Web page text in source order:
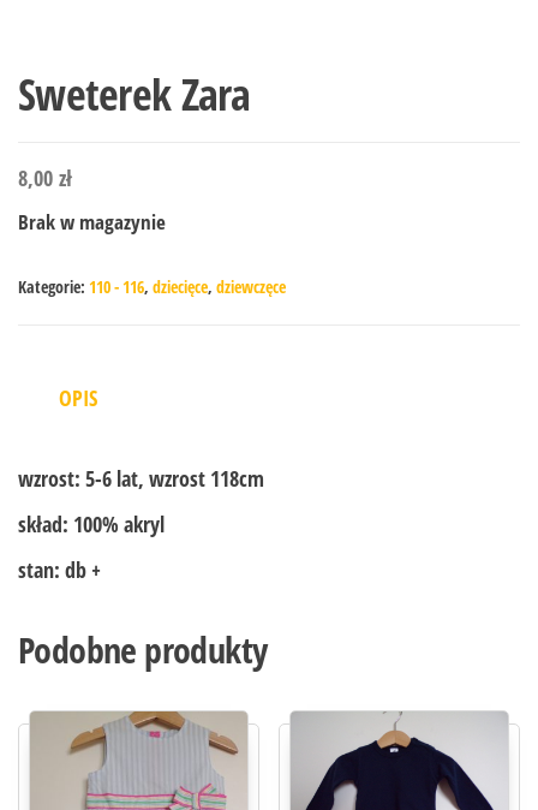
Sweterek Zara
8,00 zł
Brak w magazynie
Kategorie: 110 - 116, dziecięce, dziewczęce
OPIS
wzrost: 5-6 lat, wzrost 118cm
skład: 100% akryl
stan: db +
Podobne produkty